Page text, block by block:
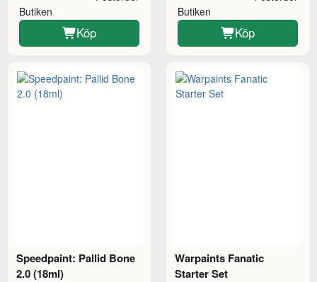
Butiken
Köp
Butiken
Köp
Speedpaint: Pallid Bone
2.0 (18ml)
Warpaints Fanatic
Starter Set